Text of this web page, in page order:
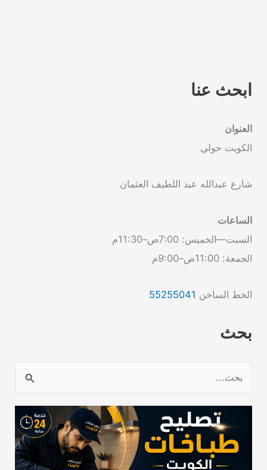
ابحث عنا
العنوان
الكويت حولي
شارع عبدالله عبد اللطيف العثمان
الساعات
السبت—الخميس: 7:00ص–11:30م
الجمعة: 11:00ص–9:00م
الخط الساخن 55255041
بحث